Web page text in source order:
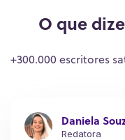
O que
+300.000 escritores
Daniela
Redatora